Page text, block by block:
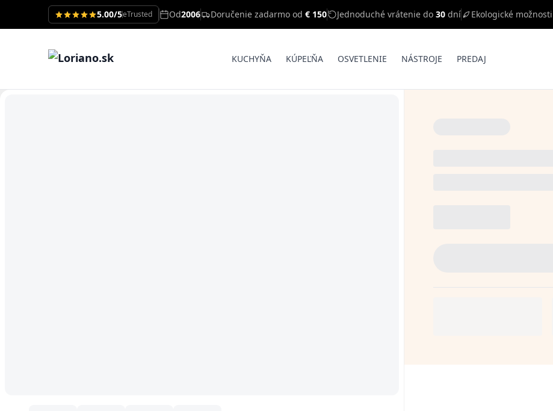
5.00/5eTrusted Od2006 Doručenie zadarmo od € 150 Jednoduché vrátenie do 30 dní Ekologické
KUCHYŇA KÚPEĽŇA OSVETLENIE NÁSTROJE PREDAJ